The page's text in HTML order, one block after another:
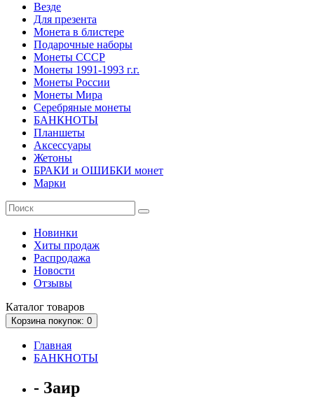
Везде
Для презента
Монета в блистере
Подарочные наборы
Монеты СССР
Монеты 1991-1993 г.г.
Монеты России
Монеты Мира
Серебряные монеты
БАНКНОТЫ
Планшеты
Аксессуары
Жетоны
БРАКИ и ОШИБКИ монет
Марки
Новинки
Хиты продаж
Распродажа
Новости
Отзывы
Каталог товаров
Корзинапокупок: 0
Главная
БАНКНОТЫ
- Заир